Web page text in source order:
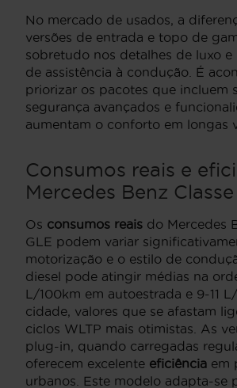
No mercado de usados, a
versões de entrada e topo de
sobretudo nos detalhes de luxo e
de assistência à condução. É
priorizar os pacotes que incluem
segurança avançados e
aumentam o conforto em longas
Consumos reais e
Mercedes Benz
Os consumos reais do Mercedes
GLE podem variar
motorização e o estilo de
diesel pode atingir médias na
L/100km em autoestrada e 9-11
cidade, valores que se afastam
ciclos WLTP mais otimistas. As
plug-in, quando carregadas
oferecem excelente eficiência em
urbanos. Este modelo adapta-se